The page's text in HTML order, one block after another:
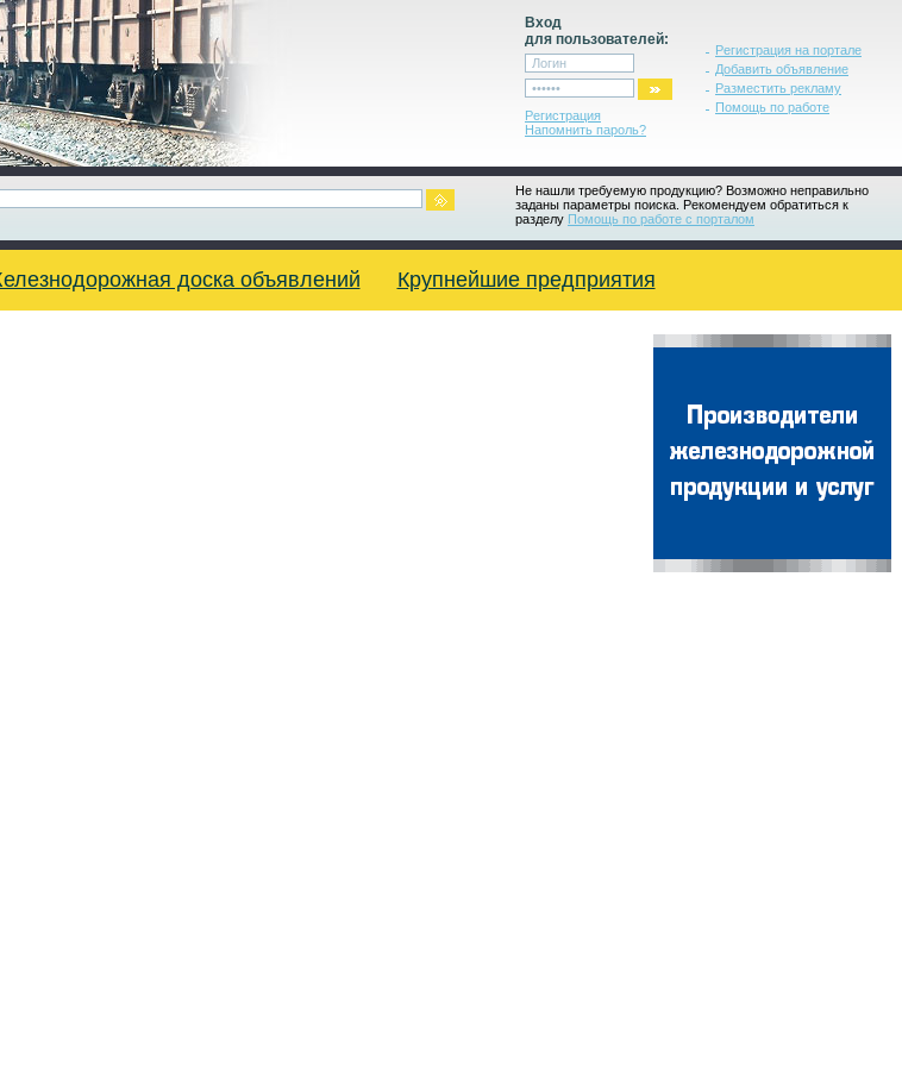
Вход
для пользователей:
Регистрация
Напомнить пароль?
Регистрация на портале
Добавить объявление
Разместить рекламу
Помощь по работе
Не нашли требуемую продукцию? Возможно неправильно
заданы параметры поиска. Рекомендуем обратиться к
разделу Помощь по работе с порталом
доска объявлений Крупнейшие предприятия